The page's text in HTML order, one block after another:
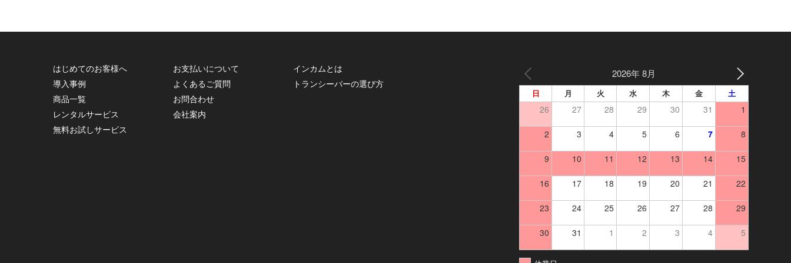
はじめてのお客様へ
導入事例
商品一覧
レンタルサービス
無料お試しサービス
お支払いについて
よくあるご質問
お問合わせ
会社案内
インカムとは
トランシーバーの選び方
2026年 8月
日 月 火 水 木 金 土
26 27 28 29 30 31 1
2 3 4 5 6 7 8
9 10 11 12 13 14 15
16 17 18 19 20 21 22
23 24 25 26 27 28 29
30 31 1 2 3 4 5